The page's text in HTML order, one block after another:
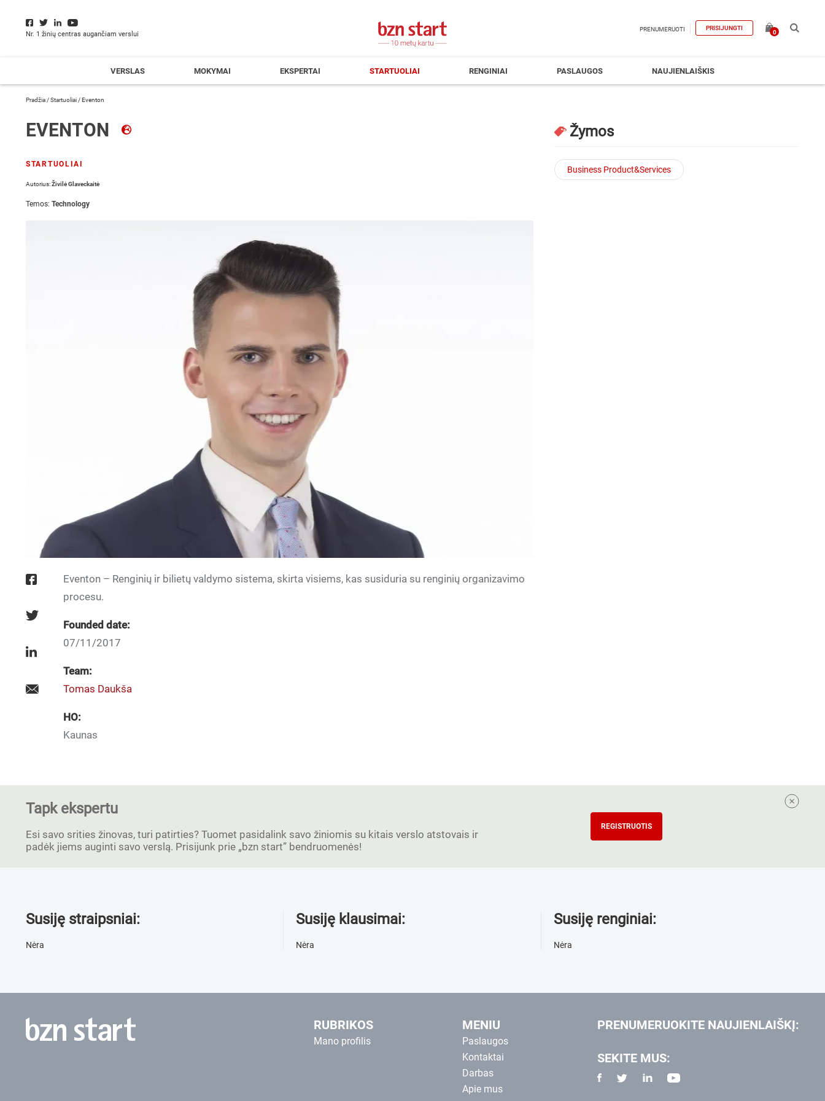
Nr. 1 žinių centras augančiam verslui
PRENUMERUOTI PRISIJUNGTI
0
VERSLAS MOKYMAI EKSPERTAI STARTUOLIAI RENGINIAI PASLAUGOS NAUJIENLAIŠKIS
Pradžia /Startuoliai /Eventon
EVENTON
STARTUOLIAI
Autorius:Živilė Glaveckaitė
Temos: Technology
Eventon – Renginių ir bilietų valdymo sistema, skirta visiems, kas susiduria su renginių organizavimo
procesu.
Founded date:
07/11/2017
Team:
Tomas Daukša
HO:
Kaunas
Žymos
Business Product&Services
Tapk ekspertu
Esi savo srities žinovas, turi patirties? Tuomet pasidalink savo žiniomis su kitais verslo atstovais ir
padėk jiems auginti savo verslą. Prisijunk prie „bzn start” bendruomenės!
REGISTRUOTIS
Susiję straipsniai:
Nėra
Susiję klausimai:
Nėra
Susiję renginiai:
Nėra
RUBRIKOS
Mano profilis
MENIU
Paslaugos
Kontaktai
Darbas
Apie mus
PRENUMERUOKITE NAUJIENLAIŠKĮ:
SEKITE MUS: